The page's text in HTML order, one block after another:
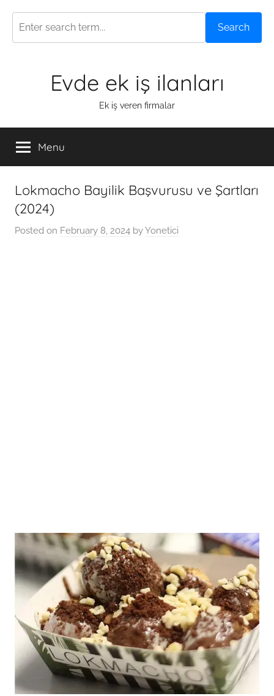
Search
Evde ek iş ilanları
Ek iş veren firmalar
Menu
Lokmacho Bayilik Başvurusu ve Şartları
(2024)
Posted on February 8, 2024 byYonetici